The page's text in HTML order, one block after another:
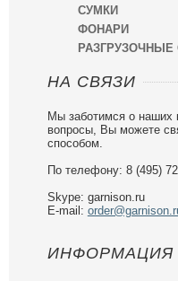
СУМКИ
ФОНАРИ
НА СВЯЗИ
Мы заботимся о наших
вопросы, Вы можете
способом.
По телефону: 8 (495)
Skype: garnison.ru
E-mail:
ИНФОРМАЦИЯ